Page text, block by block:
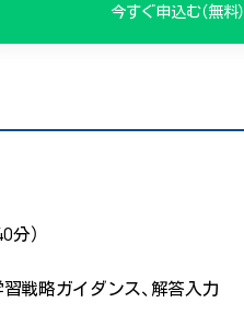
今すぐ申込む（無料）
分）
戦略ガイダンス、解答入力